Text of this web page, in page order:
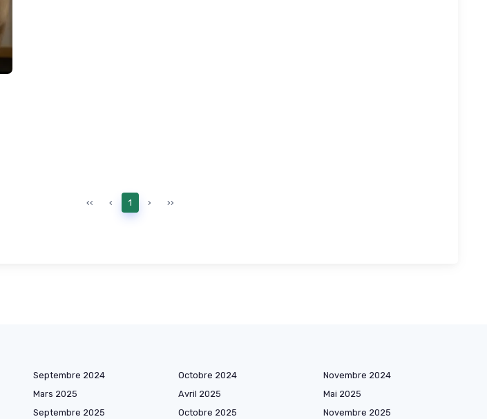
‹‹ ‹ 1 › ››
Septembre 2024 Octobre 2024
Novembre 2024
Mars 2025 Avril 2025
Mai 2025
Septembre 2025 Octobre 2025
Novembre 2025